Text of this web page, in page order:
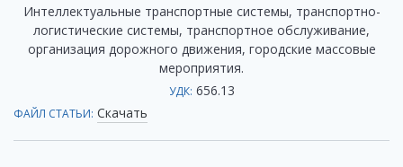
Интеллектуальные транспортные системы, транспортно-
логистические системы, транспортное обслуживание,
организация дорожного движения, городские массовые
мероприятия.
УДК: 656.13
ФАЙЛ СТАТЬИ: Скачать